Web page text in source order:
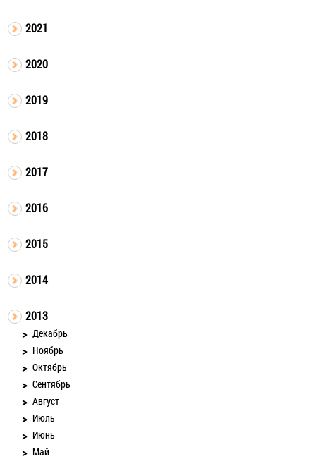
2021
2020
2019
2018
2017
2016
2015
2014
2013
Декабрь
Ноябрь
Октябрь
Сентябрь
Август
Июль
Июнь
Май